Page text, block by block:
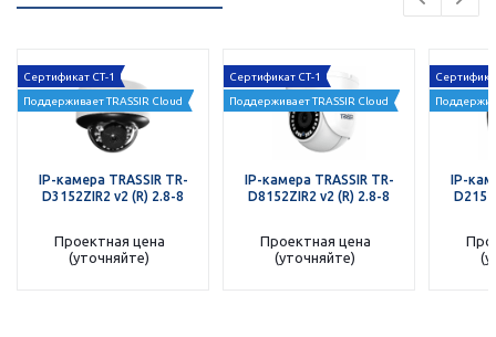
Сертификат СТ-1
Поддерживает TRASSIR Cloud
IP-камера TRASSIR TR-
D3152ZIR2 v2 (R) 2.8-8
Проектная цена
(уточняйте)
Сертификат СТ-1
Поддерживает TRASSIR Cloud
IP-камера TRASSIR TR-
D8152ZIR2 v2 (R) 2.8-8
Проектная цена
(уточняйте)
IP-